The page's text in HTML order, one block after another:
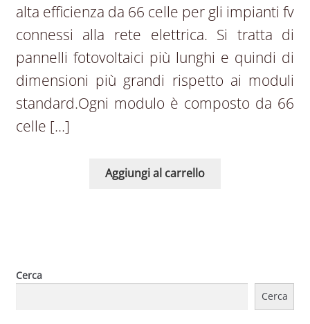
alta efficienza da 66 celle per gli impianti fv
connessi alla rete elettrica. Si tratta di
pannelli fotovoltaici più lunghi e quindi di
dimensioni più grandi rispetto ai moduli
standard.Ogni modulo è composto da 66
celle […]
Aggiungi al carrello
Cerca
Cerca